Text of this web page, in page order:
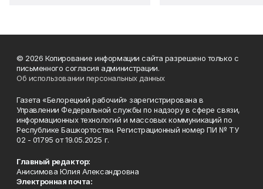
© 2026 Копирование информации сайта разрешено только с
письменного согласия администрации.
Об использовании персональных данных
Газета «Белорецкий рабочий» зарегистрирована в
Управлении Федеральной службы по надзору в сфере связи,
информационных технологий и массовых коммуникаций по
Республике Башкортостан. Регистрационный номер ПИ № ТУ
02 - 01795 от 19.05.2025 г.
Главный редактор:
Анисимова Юлия Александровна
Электронная почта: